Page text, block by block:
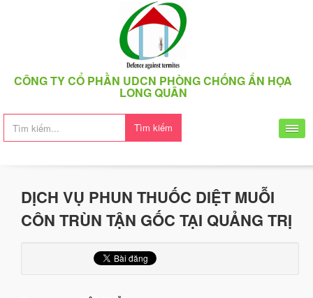
CÔNG TY CỔ PHẦN UDCN PHÒNG CHỐNG ẨN HỌA
LONG QUÂN
Tìm kiếm
DỊCH VỤ PHUN THUỐC DIỆT MUỖI
CÔN TRÙN TẬN GỐC TẠI QUẢNG TRỊ